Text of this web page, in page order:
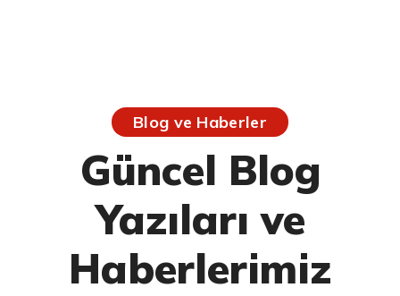
Blog ve Haberler
Güncel Blog
Yazıları ve
Haberlerimiz